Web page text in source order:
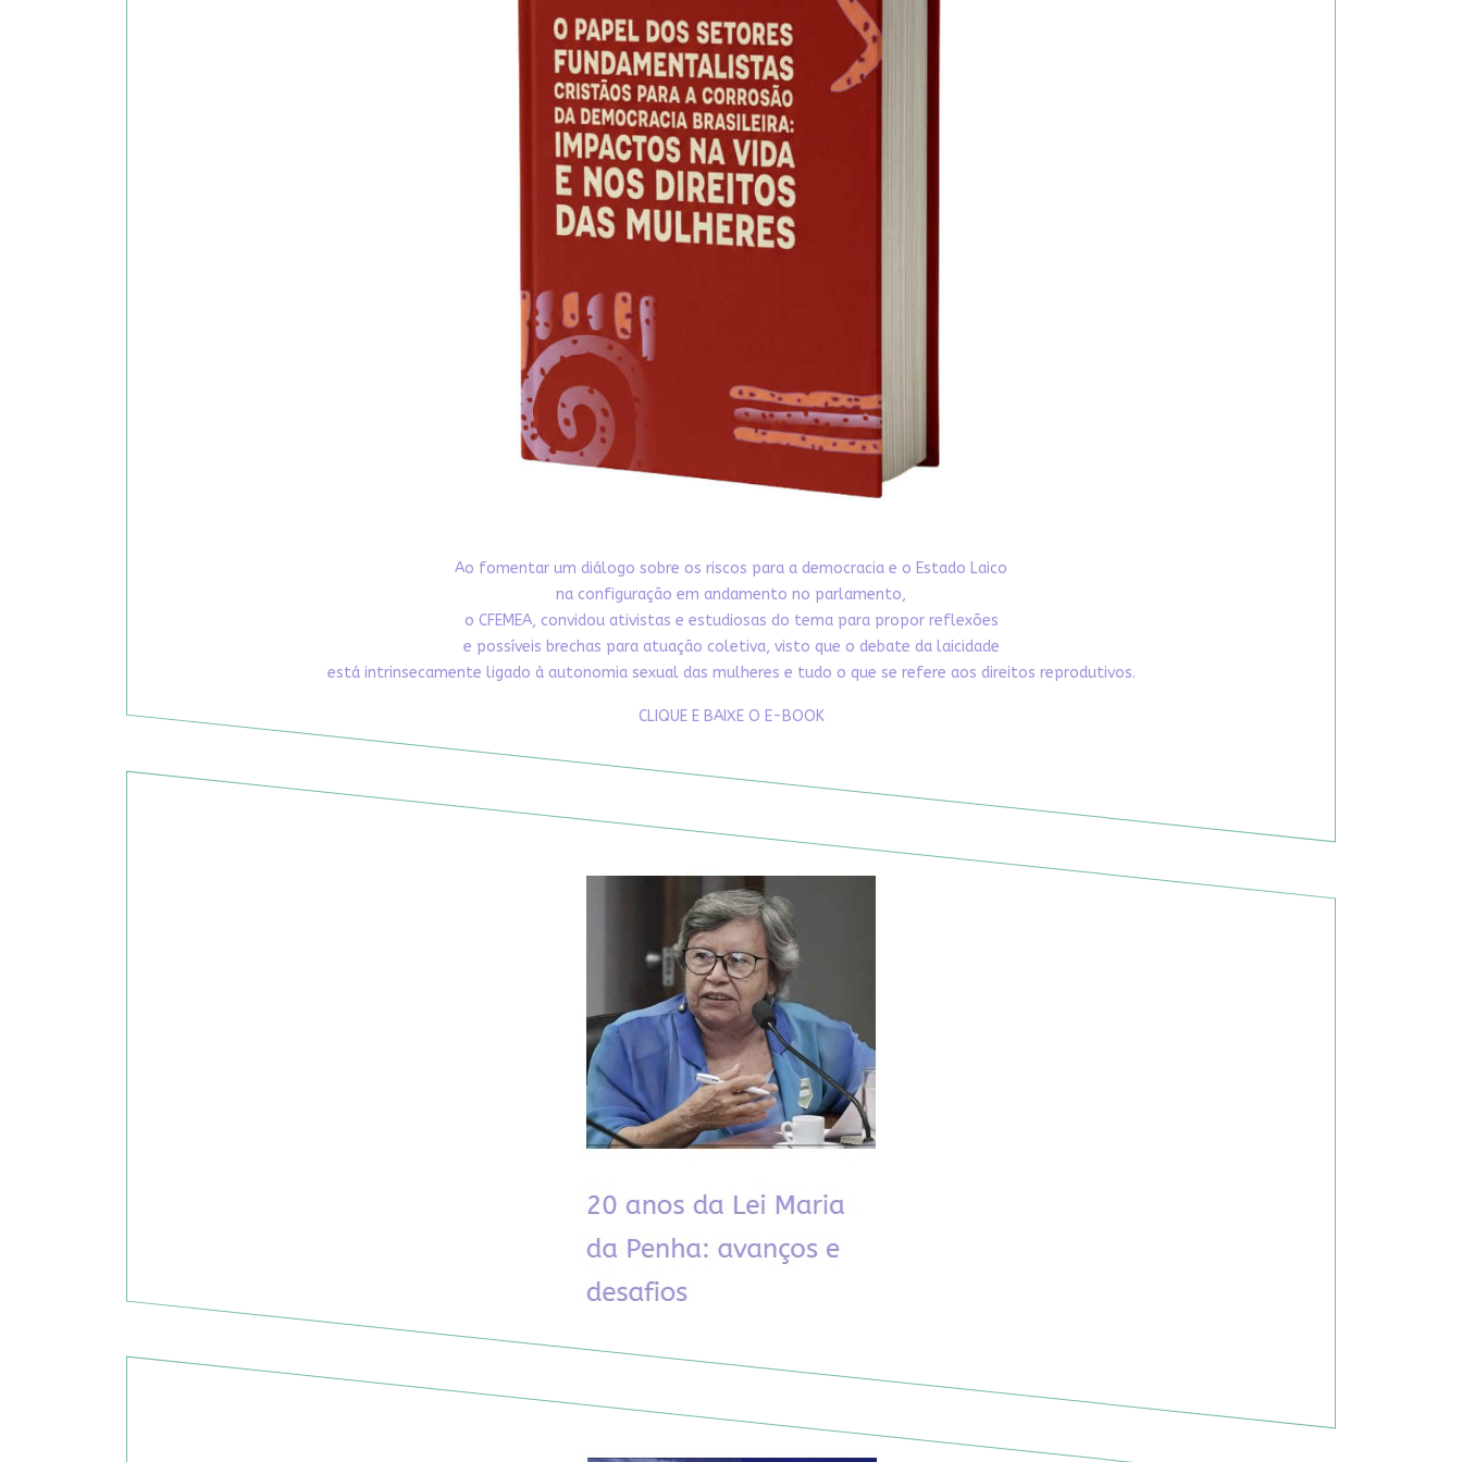
Ao fomentar um diálogo sobre os riscos para a democracia e o Estado Laico
na configuração em andamento no parlamento,
o CFEMEA, convidou ativistas e estudiosas do tema para propor reflexões
e possíveis brechas para atuação coletiva, visto que o debate da laicidade
está intrinsecamente ligado à autonomia sexual das mulheres e tudo o que se refere aos direitos reprodutivos.
CLIQUE E BAIXE O E-BOOK